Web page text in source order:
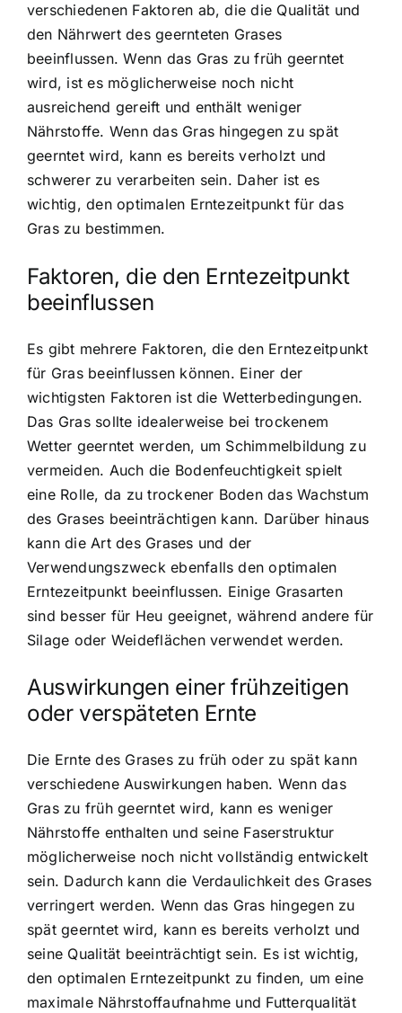
verschiedenen Faktoren ab, die die Qualität und
den Nährwert des geernteten Grases
beeinflussen. Wenn das Gras zu früh geerntet
wird, ist es möglicherweise noch nicht
ausreichend gereift und enthält weniger
Nährstoffe. Wenn das Gras hingegen zu spät
geerntet wird, kann es bereits verholzt und
schwerer zu verarbeiten sein. Daher ist es
wichtig, den optimalen Erntezeitpunkt für das
Gras zu bestimmen.
Faktoren, die den Erntezeitpunkt
beeinflussen
Es gibt mehrere Faktoren, die den Erntezeitpunkt
für Gras beeinflussen können. Einer der
wichtigsten Faktoren ist die Wetterbedingungen.
Das Gras sollte idealerweise bei trockenem
Wetter geerntet werden, um Schimmelbildung zu
vermeiden. Auch die Bodenfeuchtigkeit spielt
eine Rolle, da zu trockener Boden das Wachstum
des Grases beeinträchtigen kann. Darüber hinaus
kann die Art des Grases und der
Verwendungszweck ebenfalls den optimalen
Erntezeitpunkt beeinflussen. Einige Grasarten
sind besser für Heu geeignet, während andere für
Silage oder Weideflächen verwendet werden.
Auswirkungen einer frühzeitigen
oder verspäteten Ernte
Die Ernte des Grases zu früh oder zu spät kann
verschiedene Auswirkungen haben. Wenn das
Gras zu früh geerntet wird, kann es weniger
Nährstoffe enthalten und seine Faserstruktur
möglicherweise noch nicht vollständig entwickelt
sein. Dadurch kann die Verdaulichkeit des Grases
verringert werden. Wenn das Gras hingegen zu
spät geerntet wird, kann es bereits verholzt und
seine Qualität beeinträchtigt sein. Es ist wichtig,
den optimalen Erntezeitpunkt zu finden, um eine
maximale Nährstoffaufnahme und Futterqualität